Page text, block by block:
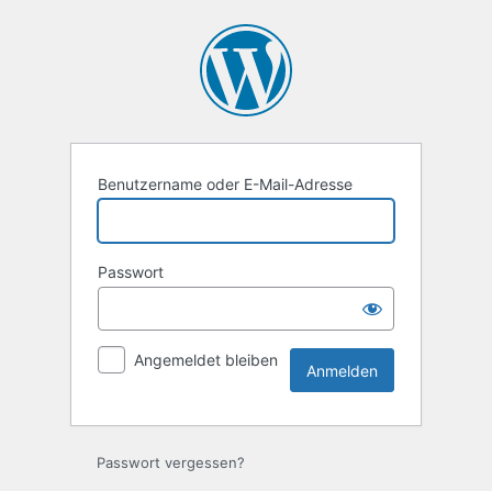
Benutzername oder E-Mail-Adresse
Passwort
Angemeldet bleiben
Passwort vergessen?